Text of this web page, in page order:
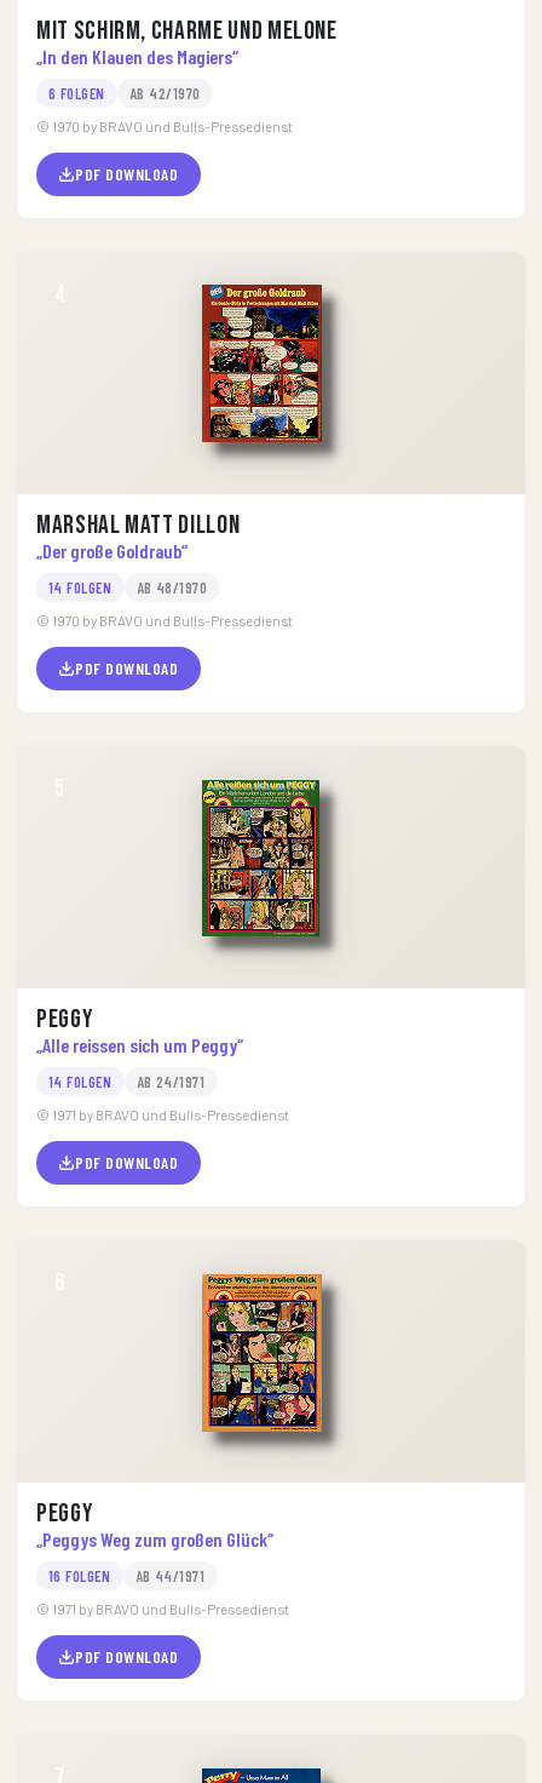
Mit Schirm, Charme und Melone
„In den Klauen des Magiers“
6 FOLGEN
AB 42/1970
© 1970 by BRAVO und Bulls-Pressedienst
PDF DOWNLOAD
4
Marshal Matt Dillon
„Der große Goldraub“
14 FOLGEN
AB 48/1970
© 1970 by BRAVO und Bulls-Pressedienst
PDF DOWNLOAD
5
Peggy
„Alle reissen sich um Peggy“
14 FOLGEN
AB 24/1971
© 1971 by BRAVO und Bulls-Pressedienst
PDF DOWNLOAD
6
Peggy
„Peggys Weg zum großen Glück“
16 FOLGEN
AB 44/1971
© 1971 by BRAVO und Bulls-Pressedienst
PDF DOWNLOAD
7